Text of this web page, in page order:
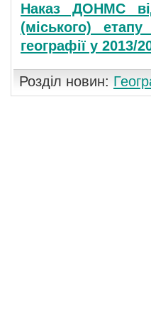
Наказ ДОНМС
(міського) етапу
географії у 2013/
Розділ новин: